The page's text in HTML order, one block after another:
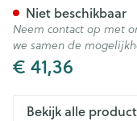
€ 41,36
Niet beschikbaar
Neem contact op met
we samen de
Bekijk alle